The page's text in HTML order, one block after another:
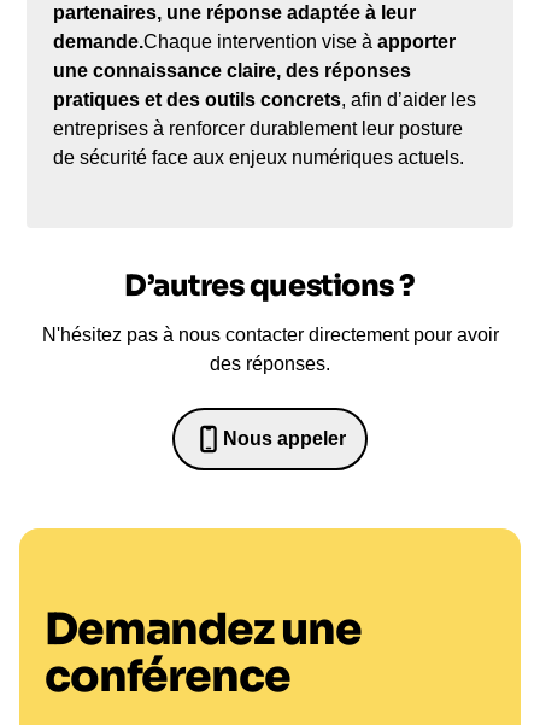
partenaires, une réponse adaptée à leur
demande.Chaque intervention vise àapporter
une connaissance claire, des réponses
pratiques et des outils concrets, afin d’aider les
entreprises à renforcer durablement leur posture
de sécurité face aux enjeux numériques actuels.
D’autres questions ?
N'hésitez pas à nous contacter directement pour avoir
des réponses.
Nous appeler
0652698481
Demandez une
conférence